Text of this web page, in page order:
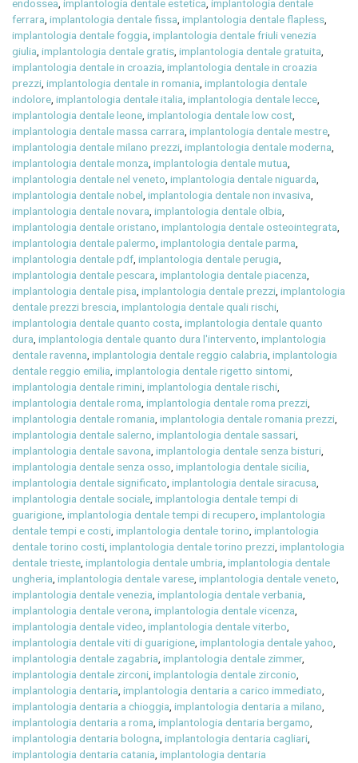
endossea ,implantologia dentale estetica ,implantologia dentale
ferrara ,implantologia dentale fissa ,implantologia dentale flapless
implantologia dentale foggia ,implantologia dentale friuli venezia
giulia ,implantologia dentale gratis ,implantologia dentale gratuita
implantologia dentale in croazia ,implantologia dentale in croazia
prezzi ,implantologia dentale in romania ,implantologia dentale
indolore ,implantologia dentale italia ,implantologia dentale lecce
implantologia dentale leone ,implantologia dentale low cost
implantologia dentale massa carrara ,implantologia dentale mestre
implantologia dentale milano prezzi ,implantologia dentale moderna
implantologia dentale monza ,implantologia dentale mutua
implantologia dentale nel veneto ,implantologia dentale niguarda
implantologia dentale nobel ,implantologia dentale non invasiva
implantologia dentale novara ,implantologia dentale olbia
implantologia dentale oristano ,implantologia dentale osteointegrata
implantologia dentale palermo ,implantologia dentale parma
implantologia dentale pdf ,implantologia dentale perugia
implantologia dentale pescara ,implantologia dentale piacenza
implantologia dentale pisa ,implantologia dentale prezzi ,implantologia
dentale prezzi brescia ,implantologia dentale quali rischi
implantologia dentale quanto costa ,implantologia dentale quanto
dura ,implantologia dentale quanto dura l'intervento ,implantologia
dentale ravenna ,implantologia dentale reggio calabria ,implantologia
dentale reggio emilia ,implantologia dentale rigetto sintomi
implantologia dentale rimini ,implantologia dentale rischi
implantologia dentale roma ,implantologia dentale roma prezzi
implantologia dentale romania ,implantologia dentale romania prezzi
implantologia dentale salerno ,implantologia dentale sassari
implantologia dentale savona ,implantologia dentale senza bisturi
implantologia dentale senza osso ,implantologia dentale sicilia
implantologia dentale significato ,implantologia dentale siracusa
implantologia dentale sociale ,implantologia dentale tempi di
guarigione ,implantologia dentale tempi di recupero ,implantologia
dentale tempi e costi ,implantologia dentale torino ,implantologia
dentale torino costi ,implantologia dentale torino prezzi ,implantologia
dentale trieste ,implantologia dentale umbria ,implantologia dentale
ungheria ,implantologia dentale varese ,implantologia dentale veneto
implantologia dentale venezia ,implantologia dentale verbania
implantologia dentale verona ,implantologia dentale vicenza
implantologia dentale video ,implantologia dentale viterbo
implantologia dentale viti di guarigione ,implantologia dentale yahoo
implantologia dentale zagabria ,implantologia dentale zimmer,
implantologia dentale zirconi ,implantologia dentale zirconio
implantologia dentaria ,implantologia dentaria a carico immediato
implantologia dentaria a chioggia ,implantologia dentaria a milano
implantologia dentaria a roma ,implantologia dentaria bergamo
implantologia dentaria bologna ,implantologia dentaria cagliari
implantologia dentaria catania ,implantologia dentaria